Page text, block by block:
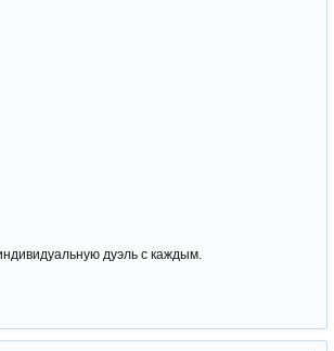
дуэль с каждым.